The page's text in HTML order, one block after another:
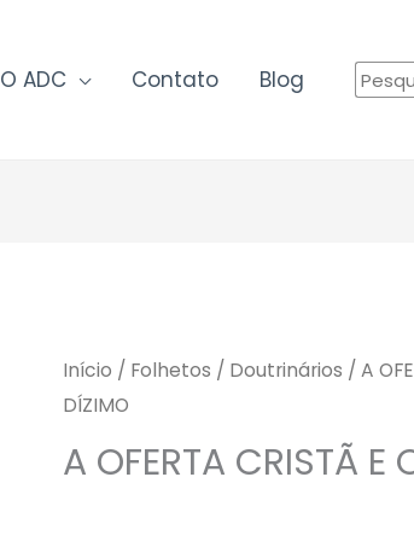
O ADC Contato Blog
Início / Folhetos / Doutrinários / A
DÍZIMO
A OFERTA CRISTÃ E